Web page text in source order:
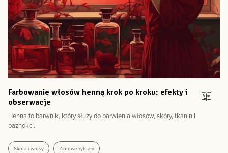
Farbowanie włosów henną krok po kroku: efekty i
obserwacje
Henna to barwnik, który służy do barwienia włosów, skóry, tkanin i
paznokci.
Skóra i włosy Ziołowe rytuały